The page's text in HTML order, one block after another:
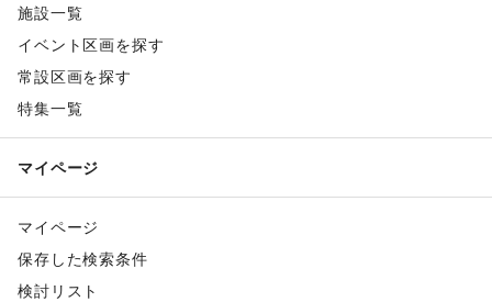
施設一覧
イベント区画を探す
常設区画を探す
特集一覧
マイページ
マイページ
保存した検索条件
検討リスト